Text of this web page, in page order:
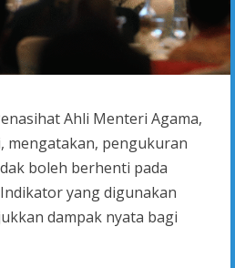
Ahli Menteri Agama,
mengatakan, pengukuran
boleh berhenti pada
yang digunakan
dampak nyata bagi